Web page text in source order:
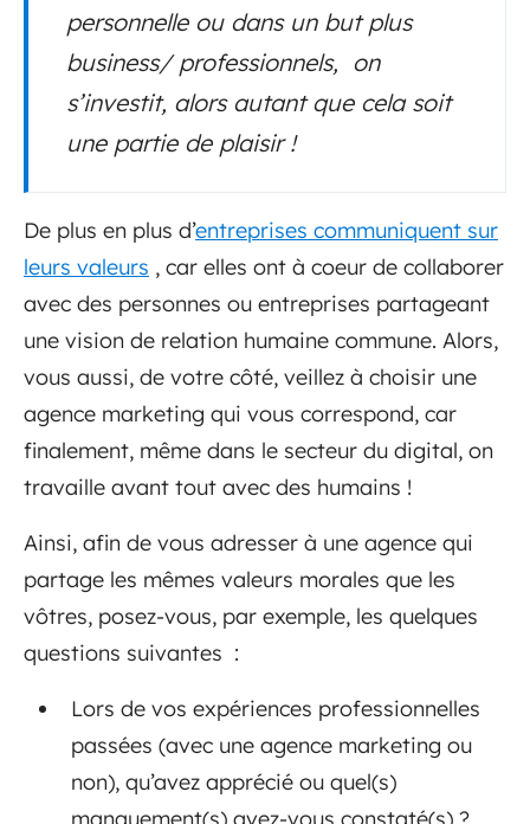
personnelle ou dans un but plus
business/ professionnels, on
s’investit, alors autant que cela soit
une partie de plaisir !
De plus en plus d’entreprises communiquent sur
leurs valeurs , car elles ont à coeur de collaborer
avec des personnes ou entreprises partageant
une vision de relation humaine commune. Alors,
vous aussi, de votre côté, veillez à choisir une
agence marketing qui vous correspond, car
finalement, même dans le secteur du digital, on
travaille avant tout avec des humains !
Ainsi, afin de vous adresser à une agence qui
partage les mêmes valeurs morales que les
vôtres, posez-vous, par exemple, les quelques
questions suivantes :
Lors de vos expériences professionnelles
passées (avec une agence marketing ou
non), qu’avez apprécié ou quel(s)